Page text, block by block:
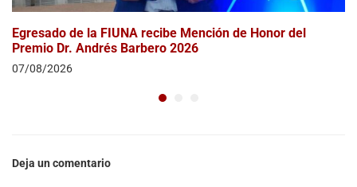
Egresado de la FIUNA recibe Mención de Honor del
Premio Dr. Andrés Barbero 2026
07/08/2026
Deja un comentario